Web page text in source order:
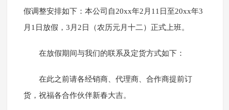
假调整安排如下：本公司自20xx年2月11日至20xx年3
月1日放假，3月2日（农历元月十二）正式上班。
在放假期间与我们的联系及定货方式如下：
在此之前请各经销商、代理商、合作商提前订
货，祝福各合作伙伴新春大吉。